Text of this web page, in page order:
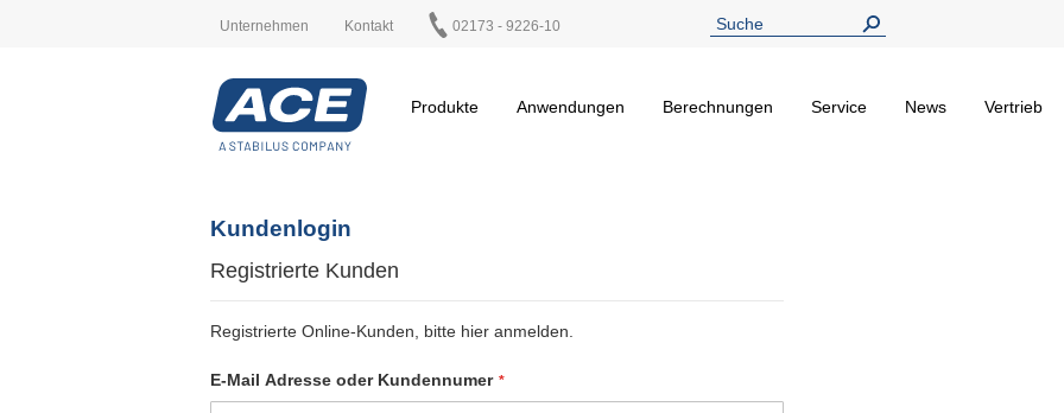
Unternehmen Kontakt 02173 - 9226-10
Produkte
Anwendungen Berechnungen Service News Vertrieb
Kundenlogin
Registrierte Kunden
Registrierte Online-Kunden, bitte hier anmelden.
E-Mail Adresse oder Kundennumer